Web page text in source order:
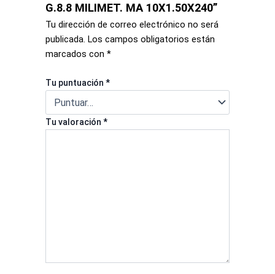
G.8.8 MILIMET. MA 10X1.50X240”
Tu dirección de correo electrónico no será
publicada. Los campos obligatorios están
marcados con*
Tu puntuación*
Tu valoración*